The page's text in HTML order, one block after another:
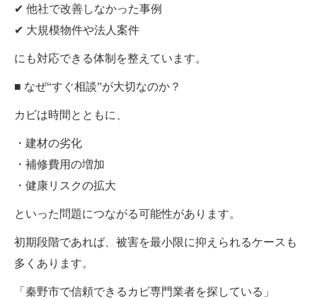
✔ 他社で改善しなかった事例
✔ 大規模物件や法人案件
にも対応できる体制を整えています。
■ なぜ“すぐ相談”が大切なのか？
カビは時間とともに、
・建材の劣化
・補修費用の増加
・健康リスクの拡大
といった問題につながる可能性があります。
初期段階であれば、被害を最小限に抑えられるケースも
多くあります。
「秦野市で信頼できるカビ専門業者を探している」